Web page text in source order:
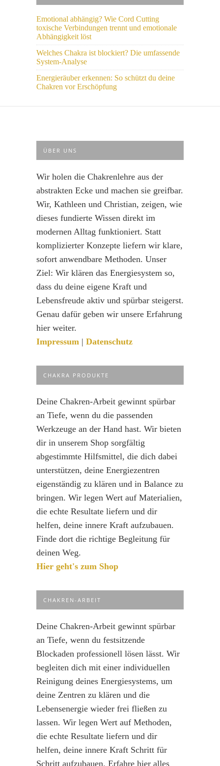
Emotional abhängig? Wie Cord Cutting
toxische Verbindungen trennt und emotionale
Abhängigkeit löst
Welches Chakra ist blockiert? Die umfassende
System-Analyse
Energieräuber erkennen: So schützt du deine
Chakren vor Erschöpfung
ÜBER UNS
Wir holen die Chakrenlehre aus der
abstrakten Ecke und machen sie greifbar.
Wir, Kathleen und Christian, zeigen, wie
dieses fundierte Wissen direkt im
modernen Alltag funktioniert. Statt
komplizierter Konzepte liefern wir klare,
sofort anwendbare Methoden. Unser
Ziel: Wir klären das Energiesystem so,
dass du deine eigene Kraft und
Lebensfreude aktiv und spürbar steigerst.
Genau dafür geben wir unsere Erfahrung
hier weiter.
Impressum | Datenschutz
CHAKRA PRODUKTE
Deine Chakren-Arbeit gewinnt spürbar
an Tiefe, wenn du die passenden
Werkzeuge an der Hand hast. Wir bieten
dir in unserem Shop sorgfältig
abgestimmte Hilfsmittel, die dich dabei
unterstützen, deine Energiezentren
eigenständig zu klären und in Balance zu
bringen. Wir legen Wert auf Materialien,
die echte Resultate liefern und dir
helfen, deine innere Kraft aufzubauen.
Finde dort die richtige Begleitung für
deinen Weg.
Hier geht's zum Shop
CHAKREN-ARBEIT
Deine Chakren-Arbeit gewinnt spürbar
an Tiefe, wenn du festsitzende
Blockaden professionell lösen lässt. Wir
begleiten dich mit einer individuellen
Reinigung deines Energiesystems, um
deine Zentren zu klären und die
Lebensenergie wieder frei fließen zu
lassen. Wir legen Wert auf Methoden,
die echte Resultate liefern und dir
helfen, deine innere Kraft Schritt für
Schritt aufzubauen. Erfahre hier alles